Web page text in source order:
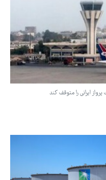
ایرانی را متوقف کند